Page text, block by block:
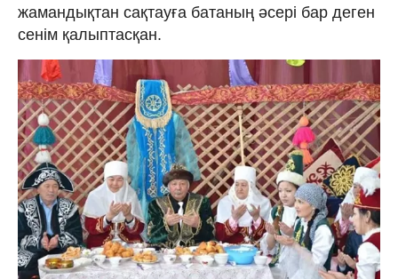
жамандықтан сақтауға батаның әсері бар деген
сенім қалыптасқан.